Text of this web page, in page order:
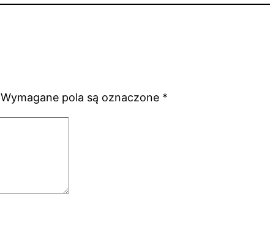
Wymagane pola są oznaczone *